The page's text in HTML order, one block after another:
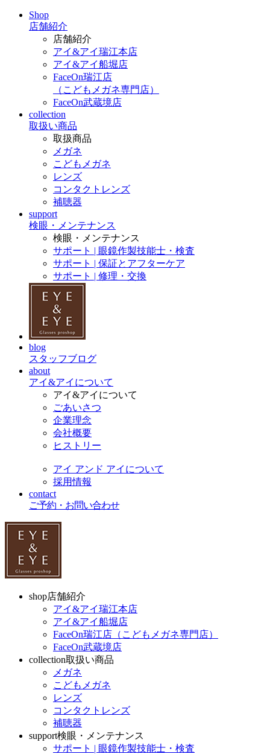
Shop
店舗紹介
店舗紹介
アイ&アイ瑞江本店
アイ&アイ船堀店
FaceOn瑞江店
（こどもメガネ専門店）
FaceOn武蔵境店
collection
取扱い商品
取扱商品
メガネ
こどもメガネ
レンズ
コンタクトレンズ
補聴器
support
検眼・メンテナンス
検眼・メンテナンス
サポート | 眼鏡作製技能士・検査
サポート | 保証とアフターケア
サポート | 修理・交換
blog
スタッフブログ
about
アイ&アイについて
アイ&アイについて
ごあいさつ
企業理念
会社概要
ヒストリー
アイ アンド アイについて
採用情報
contact
ご予約・お問い合わせ
shop店舗紹介
アイ&アイ瑞江本店
アイ&アイ船堀店
FaceOn瑞江店（こどもメガネ専門店）
FaceOn武蔵境店
collection取扱い商品
メガネ
こどもメガネ
レンズ
コンタクトレンズ
補聴器
support検眼・メンテナンス
サポート | 眼鏡作製技能士・検査